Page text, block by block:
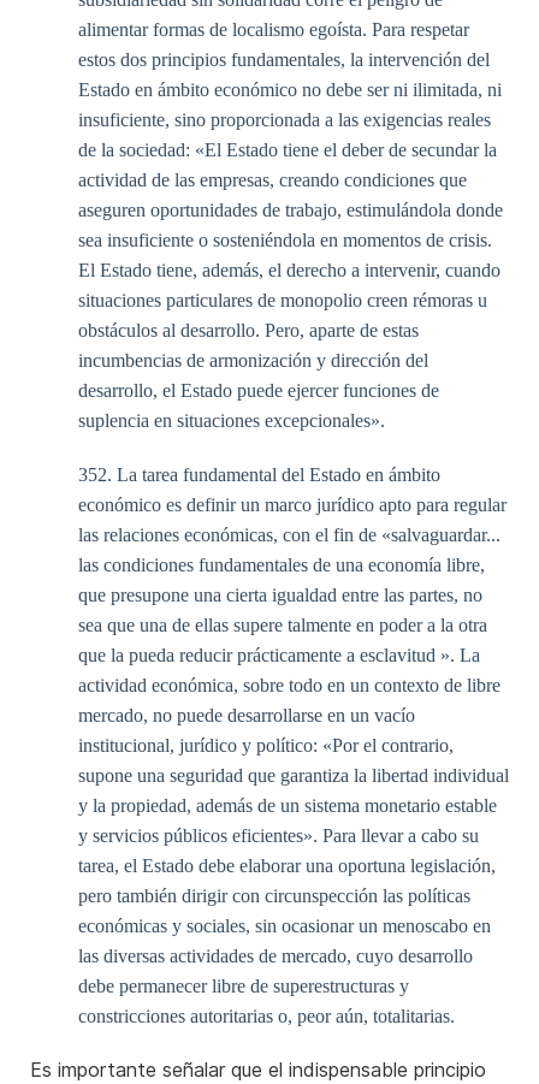
alimentar formas de localismo egoísta. Para respetar
estos dos principios fundamentales, la intervención del
Estado en ámbito económico no debe ser ni ilimitada, ni
insuficiente, sino proporcionada a las exigencias reales
de la sociedad: «El Estado tiene el deber de secundar la
actividad de las empresas, creando condiciones que
aseguren oportunidades de trabajo, estimulándola donde
sea insuficiente o sosteniéndola en momentos de crisis.
El Estado tiene, además, el derecho a intervenir, cuando
situaciones particulares de monopolio creen rémoras u
obstáculos al desarrollo. Pero, aparte de estas
incumbencias de armonización y dirección del
desarrollo, el Estado puede ejercer funciones de
suplencia en situaciones excepcionales».
352. La tarea fundamental del Estado en ámbito
económico es definir un marco jurídico apto para regular
las relaciones económicas, con el fin de «salvaguardar...
las condiciones fundamentales de una economía libre,
que presupone una cierta igualdad entre las partes, no
sea que una de ellas supere talmente en poder a la otra
que la pueda reducir prácticamente a esclavitud ». La
actividad económica, sobre todo en un contexto de libre
mercado, no puede desarrollarse en un vacío
institucional, jurídico y político: «Por el contrario,
supone una seguridad que garantiza la libertad individual
y la propiedad, además de un sistema monetario estable
y servicios públicos eficientes». Para llevar a cabo su
tarea, el Estado debe elaborar una oportuna legislación,
pero también dirigir con circunspección las políticas
económicas y sociales, sin ocasionar un menoscabo en
las diversas actividades de mercado, cuyo desarrollo
debe permanecer libre de superestructuras y
constricciones autoritarias o, peor aún, totalitarias.
Es importante señalar que el indispensable principio